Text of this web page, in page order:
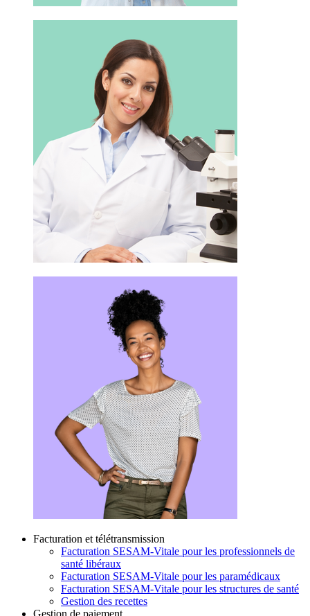
Facturation et télétransmission
Facturation SESAM-Vitale pour les professionnels de
santé libéraux
Facturation SESAM-Vitale pour les paramédicaux
Facturation SESAM-Vitale pour les structures de santé
Gestion des recettes
Gestion de paiement